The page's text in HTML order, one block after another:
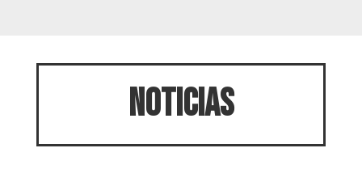
noticias